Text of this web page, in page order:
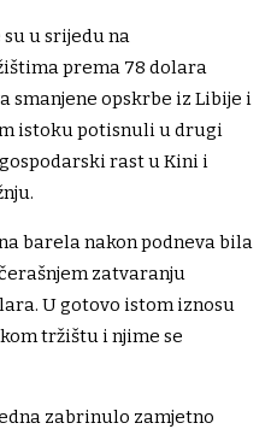
u srijedu na
prema 78 dolara
smanjene opskrbe iz Libije i
istoku potisnuli u drugi
rast u Kini i
barela nakon podneva bila
zatvaranju
U gotovo istom iznosu
tržištu i njime se
zabrinulo zamjetno